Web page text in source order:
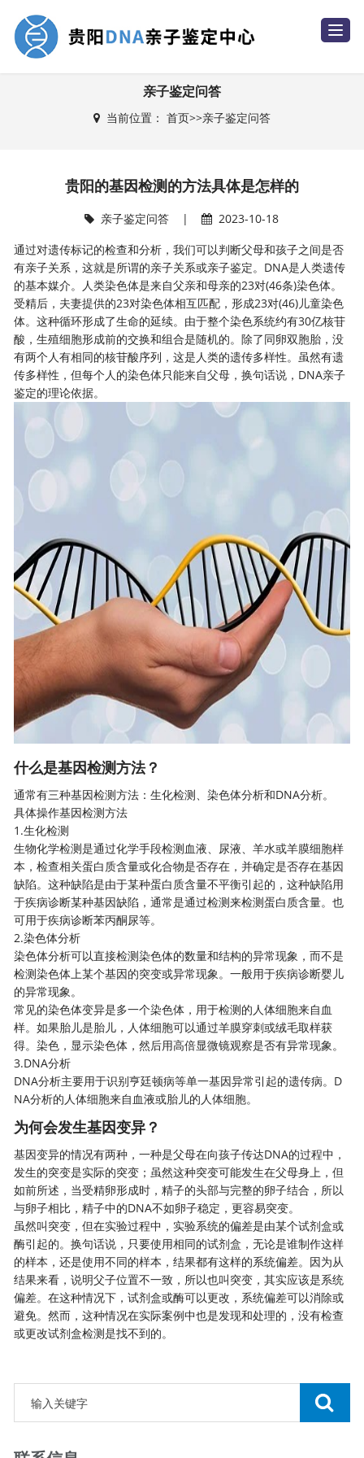
T
o
亲子鉴定问答
当前位置： 首页>>亲子鉴定问答
贵阳的基因检测的方法具体是怎样的
亲子鉴定问答 |
2023-10-18
通过对遗传标记的检查和分析，我们可以判断父母和孩子之间是否
有亲子关系，这就是所谓的亲子关系或亲子鉴定。DNA是人类遗传
的基本媒介。人类染色体是来自父亲和母亲的23对(46条)染色体。
受精后，夫妻提供的23对染色体相互匹配，形成23对(46)儿童染色
体。这种循环形成了生命的延续。由于整个染色系统约有30亿核苷
酸，生殖细胞形成前的交换和组合是随机的。除了同卵双胞胎，没
有两个人有相同的核苷酸序列，这是人类的遗传多样性。虽然有遗
传多样性，但每个人的染色体只能来自父母，换句话说， DNA亲子
鉴定的理论依据。
什么是基因检测方法？
通常有三种基因检测方法：生化检测、染色体分析和DNA分析。
具体操作基因检测方法
1.生化检测
生物化学检测是通过化学手段检测血液、尿液、羊水或羊膜细胞样
本，检查相关蛋白质含量或化合物是否存在，并确定是否存在基因
缺陷。这种缺陷是由于某种蛋白质含量不平衡引起的，这种缺陷用
于疾病诊断某种基因缺陷，通常是通过检测来检测蛋白质含量。也
可用于疾病诊断苯丙酮尿等。
2.染色体分析
染色体分析可以直接检测染色体的数量和结构的异常现象，而不是
检测染色体上某个基因的突变或异常现象。一般用于疾病诊断婴儿
的异常现象。
常见的染色体变异是多一个染色体，用于检测的人体细胞来自血
样。如果胎儿是胎儿，人体细胞可以通过羊膜穿刺或绒毛取样获
得。染色，显示染色体，然后用高倍显微镜观察是否有异常现象。
3.DNA分析
DNA分析主要用于识别亨廷顿病等单一基因异常引起的遗传病。 D
NA分析的人体细胞来自血液或胎儿的人体细胞。
为何会发生基因变异？
基因变异的情况有两种，一种是父母在向孩子传达DNA的过程中，
发生的突变是实际的突变；虽然这种突变可能发生在父母身上，但
如前所述，当受精卵形成时，精子的头部与完整的卵子结合，所以
与卵子相比，精子中的DNA不如卵子稳定，更容易突变。
虽然叫突变，但在实验过程中，实验系统的偏差是由某个试剂盒或
酶引起的。换句话说，只要使用相同的试剂盒，无论是谁制作这样
的样本，还是使用不同的样本，结果都有这样的系统偏差。因为从
结果来看，说明父子位置不一致，所以也叫突变，其实应该是系统
偏差。在这种情况下，试剂盒或酶可以更改，系统偏差可以消除或
避免。然而，这种情况在实际案例中也是发现和处理的，没有检查
或更改试剂盒检测是找不到的。